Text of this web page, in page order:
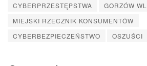
CYBERPRZESTĘPSTWA
GORZÓW
MIEJSKI RZECZNIK KONSUMENTÓW
CYBERBEZPIECZEŃSTWO
OSZUŚCI